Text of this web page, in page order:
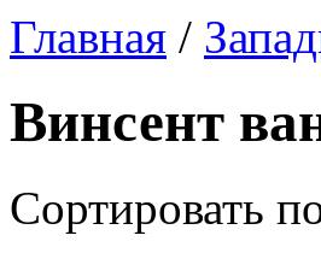
Главная /
Винсент
Сортировать